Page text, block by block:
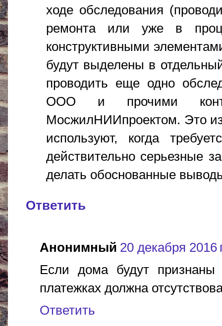
ходе обследования
ремонта или уже в
конструктивными
будут выделены в
проводить еще одно
ООО и прочими
МосжилНИИпроектом. Это
используют, когда
действительно серьезные
делать обоснованные
Ответить
Анонимный 20 декабря 2016
Если дома будут
платежках должна
Ответить